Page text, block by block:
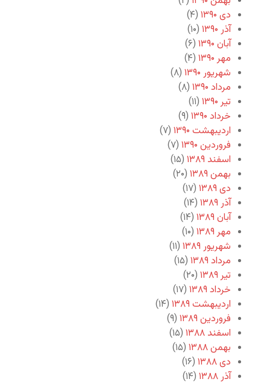
دی ۱۳۹۰
(۴)
آذر ۱۳۹۰
(۱۰)
آبان ۱۳۹۰
(۶)
مهر ۱۳۹۰
(۴)
شهریور ۱۳۹۰
(۸)
مرداد ۱۳۹۰
(۸)
تیر ۱۳۹۰
(۱۱)
خرداد ۱۳۹۰
(۹)
اردیبهشت ۱۳۹۰
(۷)
فروردین ۱۳۹۰
(۷)
اسفند ۱۳۸۹
(۱۵)
بهمن ۱۳۸۹
(۲۰)
دی ۱۳۸۹
(۱۷)
آذر ۱۳۸۹
(۱۴)
آبان ۱۳۸۹
(۱۴)
مهر ۱۳۸۹
(۱۰)
شهریور ۱۳۸۹
(۱۱)
مرداد ۱۳۸۹
(۱۵)
تیر ۱۳۸۹
(۲۰)
خرداد ۱۳۸۹
(۱۷)
اردیبهشت ۱۳۸۹
(۱۴)
فروردین ۱۳۸۹
(۹)
اسفند ۱۳۸۸
(۱۵)
بهمن ۱۳۸۸
(۱۵)
دی ۱۳۸۸
(۱۶)
آذر ۱۳۸۸
(۱۴)